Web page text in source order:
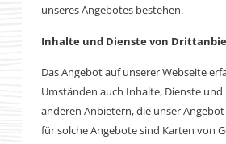
unseres Angebotes bestehen.
Inhalte und Dienste von
Das Angebot auf unserer Webseite
Umständen auch Inhalte, Dienste
anderen Anbietern, die unser Angebot
für solche Angebote sind Karten von